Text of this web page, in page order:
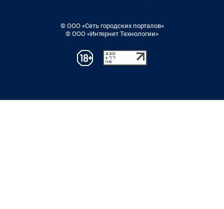
© ООО «Сеть городских порталов»
© ООО «Интернет Технологии»